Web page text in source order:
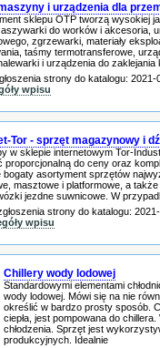
i urządzenia dla
sklepu OTP tworzą wysokiej
do worków i akcesoria,
zgrzewarki, materiały
taśmy termotransferowe,
i urządzenia do
strony do katalogu: 2021-
wpisu
Tor - sprzęt magazynowy i
w sklepie internetowym Tor-
proporcjonalną do ceny oraz
bogaty asortyment sprzętów
masztowe i platformowe, a
jezdne suwnicowe. W
strony do katalogu:
wpisu
Chillery wody lodowej
Standardowymi elementami
wody lodowej. Mówi się na nie
określić w bardzo prosty sposób.
ciepła, jest pompowana do
chłodzenia. Sprzęt jest
produkcyjnych. Idealnie